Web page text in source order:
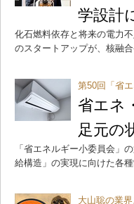
学設計
化石燃料依存と将来の電力
のスタートアップが、核融
第50回「省
省エネ
足元の
「省エネルギー小委員会」
給構造」の実現に向けた各
大山聡の業